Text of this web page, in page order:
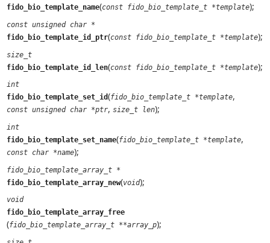
fido_bio_template_name(const fido_bio_template_t *template);
const unsigned char *
fido_bio_template_id_ptr(const fido_bio_template_t *template);
size_t
fido_bio_template_id_len(const fido_bio_template_t *template);
int
fido_bio_template_set_id(fido_bio_template_t *template,
const unsigned char *ptr, size_t len);
int
fido_bio_template_set_name(fido_bio_template_t *template,
const char *name);
fido_bio_template_array_t *
fido_bio_template_array_new(void);
void
fido_bio_template_array_free
(fido_bio_template_array_t **array_p);